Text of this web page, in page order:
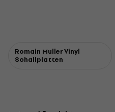
Romain Muller Vinyl
Schallplatten